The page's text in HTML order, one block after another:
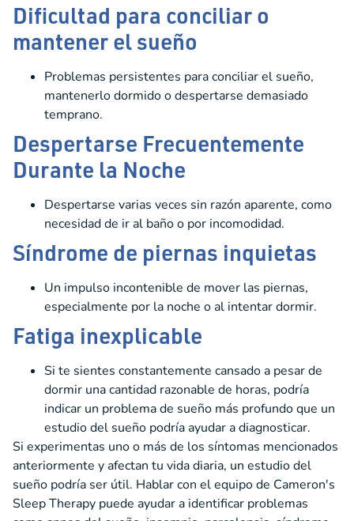
Dificultad para conciliar o
mantener el sueño
Problemas persistentes para conciliar el sueño,
mantenerlo dormido o despertarse demasiado
temprano.
Despertarse Frecuentemente
Durante la Noche
Despertarse varias veces sin razón aparente, como
necesidad de ir al baño o por incomodidad.
Síndrome de piernas inquietas
Un impulso incontenible de mover las piernas,
especialmente por la noche o al intentar dormir.
Fatiga inexplicable
Si te sientes constantemente cansado a pesar de
dormir una cantidad razonable de horas, podría
indicar un problema de sueño más profundo que un
estudio del sueño podría ayudar a diagnosticar.
Si experimentas uno o más de los síntomas mencionados
anteriormente y afectan tu vida diaria, un estudio del
sueño podría ser útil. Hablar con el equipo de Cameron's
Sleep Therapy puede ayudar a identificar problemas